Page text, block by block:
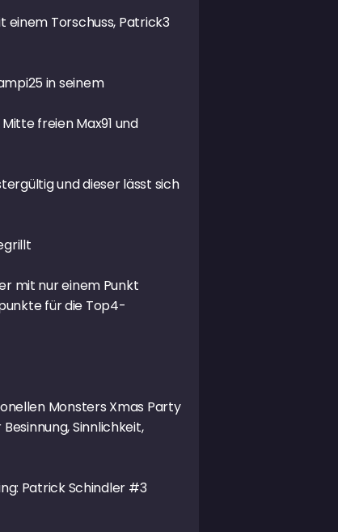
Torschuss, Patrick3
in seinem
freien Max91 und
und dieser lässt sich
mit nur einem Punkt
für die Top4-
Monsters Xmas Party
Sinnlichkeit,
Patrick Schindler #3